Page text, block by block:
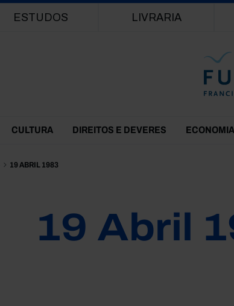
ESTUDOS LIVRARIA
CULTURA DIREITOS E DEVERES ECONOMIA
19 ABRIL 1983
19 Abril